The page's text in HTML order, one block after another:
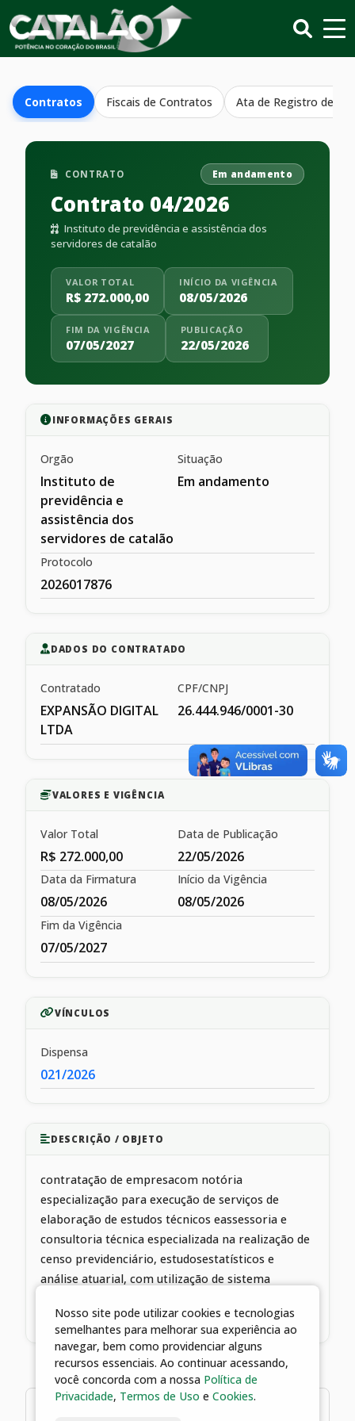
Contratos Fiscais de Contratos Ata de Registro de
CONTRATO Em andamento
Contrato 04/2026
Instituto de previdência e assistência dos
servidores de catalão
VALOR TOTAL
R$ 272.000,00
INÍCIO DA VIGÊNCIA
08/05/2026
FIM DA VIGÊNCIA
07/05/2027
PUBLICAÇÃO
22/05/2026
INFORMAÇÕES GERAIS
Orgão
Instituto de
previdência e
assistência dos
servidores de catalão
Situação
Em andamento
Protocolo
2026017876
DADOS DO CONTRATADO
Contratado
EXPANSÃO DIGITAL
LTDA
CPF/CNPJ
26.444.946/0001-30
VALORES E VIGÊNCIA
Valor Total
R$ 272.000,00
Data de Publicação
22/05/2026
Data da Firmatura
08/05/2026
Início da Vigência
08/05/2026
Fim da Vigência
07/05/2027
VÍNCULOS
Dispensa
021/2026
DESCRIÇÃO / OBJETO
contratação de empresacom notória
especialização para execução de serviços de
elaboração de estudos técnicos eassessoria e
consultoria técnica especializada na realização de
censo previdenciário, estudosestatísticos e
análise atuarial, com utilização de sistema
de Previdência Municipal de Catalão, Goiás.
Nosso site pode utilizar cookies e tecnologias
semelhantes para melhorar sua experiência ao
navegar, bem como providenciar alguns
recursos essenciais. Ao continuar acessando,
você concorda com a nossa Política de
Privacidade, Termos de Uso e Cookies.